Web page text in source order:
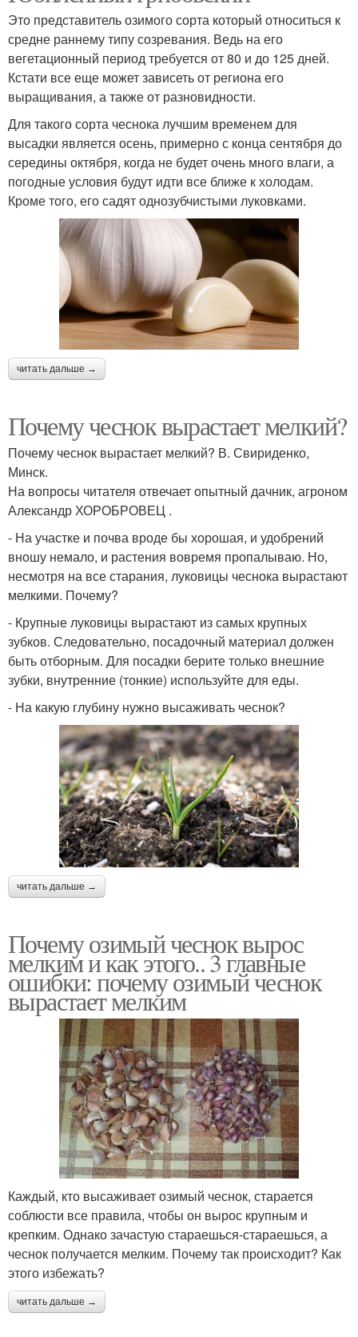
Это представитель озимого сорта который относиться к
средне раннему типу созревания. Ведь на его
вегетационный период требуется от 80 и до 125 дней.
Кстати все еще может зависеть от региона его
выращивания, а также от разновидности.
Для такого сорта чеснока лучшим временем для
высадки является осень, примерно с конца сентября до
середины октября, когда не будет очень много влаги, а
погодные условия будут идти все ближе к холодам.
Кроме того, его садят однозубчистыми луковками.
читать дальше →
Почему чеснок вырастает мелкий?
Почему чеснок вырастает мелкий? В. Свириденко,
Минск.
На вопросы читателя отвечает опытный дачник, агроном
Александр ХОРОБРОВЕЦ .
- На участке и почва вроде бы хорошая, и удобрений
вношу немало, и растения вовремя пропалываю. Но,
несмотря на все старания, луковицы чеснока вырастают
мелкими. Почему?
- Крупные луковицы вырастают из самых крупных
зубков. Следовательно, посадочный материал должен
быть отборным. Для посадки берите только внешние
зубки, внутренние (тонкие) используйте для еды.
- На какую глубину нужно высаживать чеснок?
читать дальше →
Почему озимый чеснок вырос
мелким и как этого.. 3 главные
ошибки: почему озимый чеснок
вырастает мелким
Каждый, кто высаживает озимый чеснок, старается
соблюсти все правила, чтобы он вырос крупным и
крепким. Однако зачастую стараешься-стараешься, а
чеснок получается мелким. Почему так происходит? Как
этого избежать?
читать дальше →